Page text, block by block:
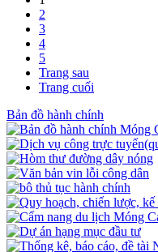
2
3
4
5
Trang sau
Trang cuối
Bản đồ hành chính